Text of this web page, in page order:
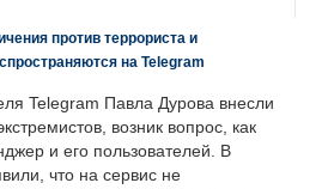
против террориста и
на Telegram
Telegram Павла Дурова внесли
возник вопрос, как
и его пользователей. В
что на сервис не